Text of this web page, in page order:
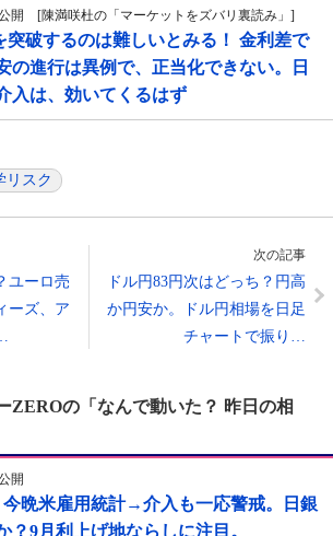
公開 [陳満咲杜の「マーケットをズバリ裏読み」]
突破するのは難しいとみる！ 金利差で
の進行は異例で、正当化できない。日
入は、効いてくるはず
リスク
ユーロ売
ーズ、ア
次の記事
ドル円83円次はどっち？円高
か円安か。ドル円相場を日足
チャートで振り…
ZEROの「なんで動いた？ 昨日の相
開
今晩米雇用統計→介入も一応警戒。日銀
？9月利上げ地ならしに注目。